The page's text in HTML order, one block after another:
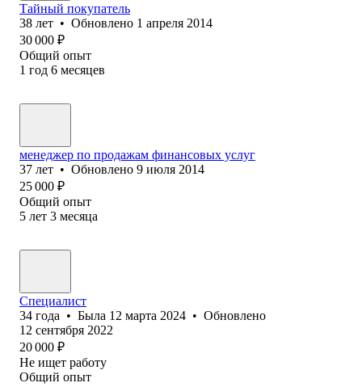
Тайный покупатель
38 лет • Обновлено 1 апреля 2014
30 000 ₽
Общий опыт
1 год 6 месяцев
менеджер по продажам финансовых услуг
37 лет • Обновлено 9 июля 2014
25 000 ₽
Общий опыт
5 лет 3 месяца
Специалист
34 года • Была 12 марта 2024 • Обновлено
12 сентября 2022
20 000 ₽
Не ищет работу
Общий опыт